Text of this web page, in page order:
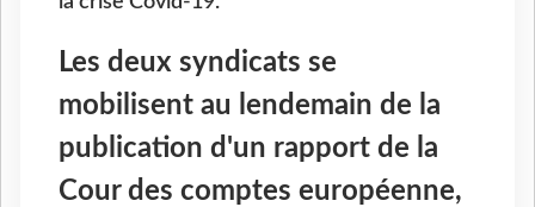
Les deux syndicats se
mobilisent au lendemain de la
publication d'un rapport de la
Cour des comptes européenne,